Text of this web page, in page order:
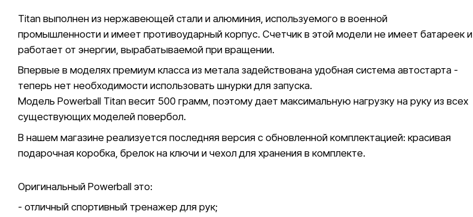
Titan выполнен из нержавеющей стали и алюминия, используемого в военной
промышленности и имеет противоударный корпус. Счетчик в этой модели не имеет батареек и
работает от энергии, вырабатываемой при вращении.
Впервые в моделях премиум класса из метала задействована удобная система автостарта -
теперь нет необходимости использовать шнурки для запуска.
Модель Powerball Titan весит 500 грамм, поэтому дает максимальную нагрузку на руку из всех
существующих моделей повербол.
В нашем магазине реализуется последняя версия с обновленной комплектацией: красивая
подарочная коробка, брелок на ключи и чехол для хранения в комплекте.
Оригинальный Powerball это:
- отличный спортивный тренажер для рук;